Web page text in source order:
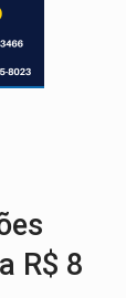
espera, asfalto chega ao
do Festival de
R$ 8